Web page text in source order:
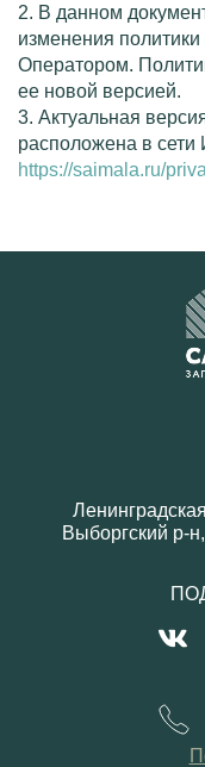
2. В данном
изменения
Оператором.
ее новой версией.
3. Актуальная
расположена в сети
https://saimala.ru/
Выборгский р-